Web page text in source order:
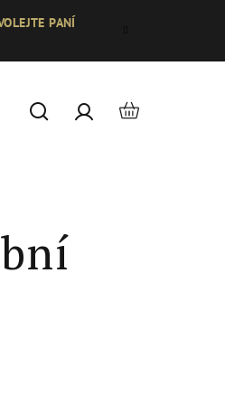
PANÍ
HledatPřihlášení
Nákupní